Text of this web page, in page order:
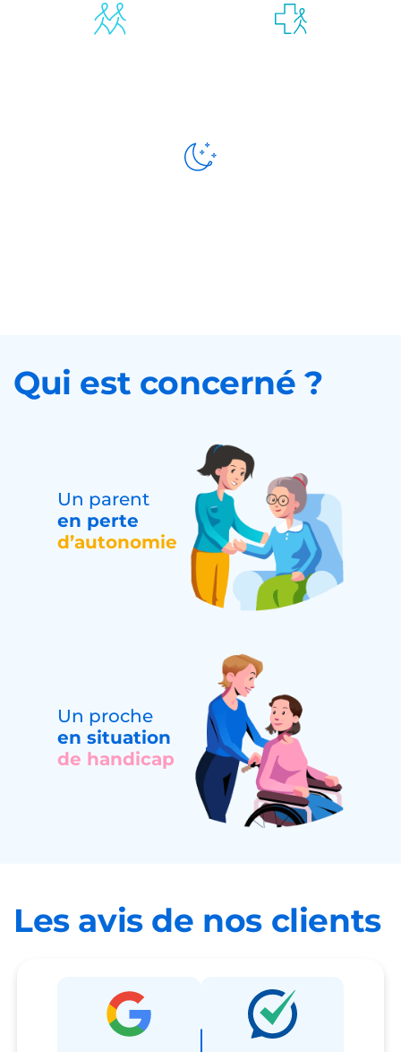
Qui est concerné ?
Un parent
en perte
d’autonomie
Un proche
en situation
de handicap
Les avis de nos clients